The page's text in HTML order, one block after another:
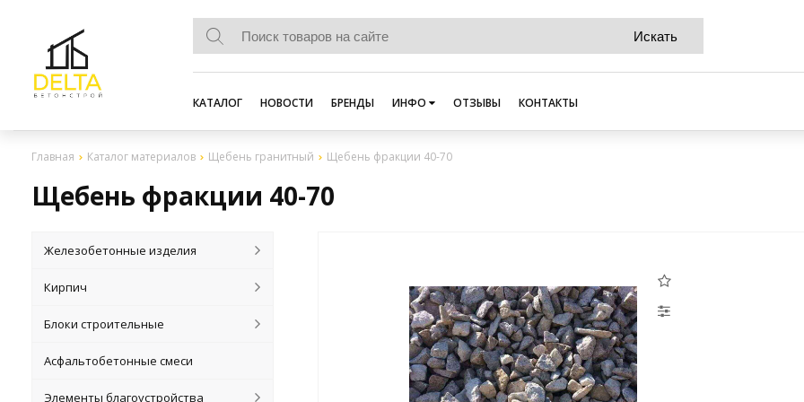
КАТАЛОГ НОВОСТИ БРЕНДЫ ИНФО ОТЗЫВЫ КОНТАКТЫ
Главная Каталог материалов Щебень гранитный Щебень фракции 40-70
Щебень фракции 40-70
Железобетонные изделия
Кирпич
Блоки строительные
Асфальтобетонные смеси
Элементы благоустройства